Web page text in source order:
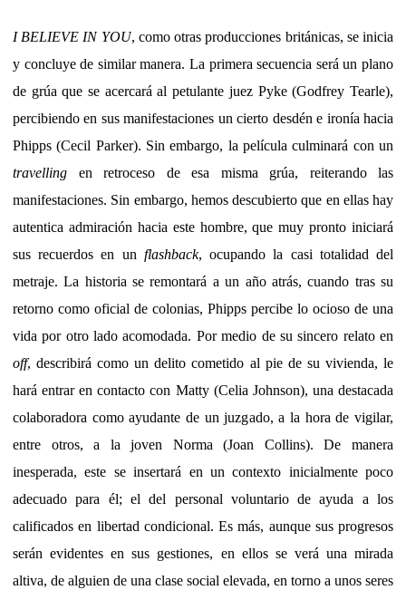
I BELIEVE IN YOU, como otras producciones británicas, se inicia
y concluye de similar manera. La primera secuencia será un plano
de grúa que se acercará al petulante juez Pyke (Godfrey Tearle),
percibiendo en sus manifestaciones un cierto desdén e ironía hacia
Phipps (Cecil Parker). Sin embargo, la película culminará con un
travelling en retroceso de esa misma grúa, reiterando las
manifestaciones. Sin embargo, hemos descubierto que en ellas hay
autentica admiración hacia este hombre, que muy pronto iniciará
sus recuerdos en un flashback, ocupando la casi totalidad del
metraje. La historia se remontará a un año atrás, cuando tras su
retorno como oficial de colonias, Phipps percibe lo ocioso de una
vida por otro lado acomodada. Por medio de su sincero relato en
off, describirá como un delito cometido al pie de su vivienda, le
hará entrar en contacto con Matty (Celia Johnson), una destacada
colaboradora como ayudante de un juzgado, a la hora de vigilar,
entre otros, a la joven Norma (Joan Collins). De manera
inesperada, este se insertará en un contexto inicialmente poco
adecuado para él; el del personal voluntario de ayuda a los
calificados en libertad condicional. Es más, aunque sus progresos
serán evidentes en sus gestiones, en ellos se verá una mirada
altiva, de alguien de una clase social elevada, en torno a unos seres